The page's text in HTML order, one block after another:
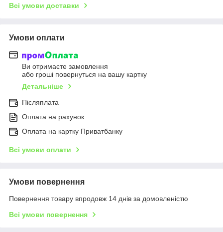
Всі умови доставки
Умови оплати
Ви отримаєте замовлення
або гроші повернуться на вашу картку
Детальніше
Післяплата
Оплата на рахунок
Оплата на картку Приватбанку
Всі умови оплати
Умови повернення
Повернення товару впродовж 14 днів за домовленістю
Всі умови повернення